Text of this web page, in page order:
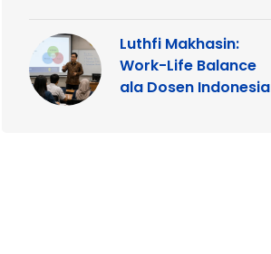
Luthfi Makhasin:
Work-Life Balance
ala Dosen Indonesia